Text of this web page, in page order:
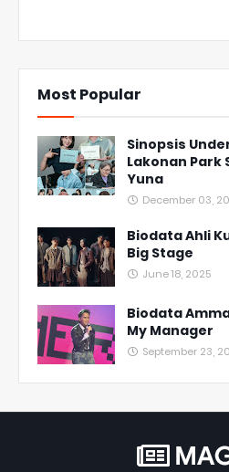
Most Popular
Sinopsis
Lakonan Park
Yuna
December 03,
Biodata Ahli
Big Stage
June 18, 2025
Biodata
My Manager
September 23,